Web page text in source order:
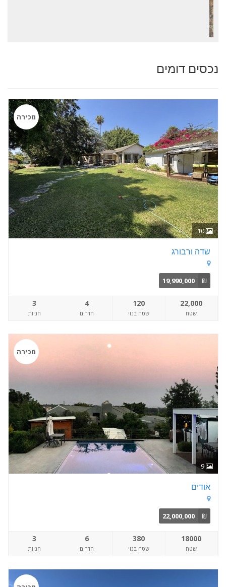
נכסים דומים
10
מכירה
שדה ורבורג
₪
19,990,000
22,000
שטח
120
שטח בנוי
4
חדרים
3
חניות
9
מכירה
אודים
₪
22,000,000
18000
שטח
380
שטח בנוי
6
חדרים
3
חניות